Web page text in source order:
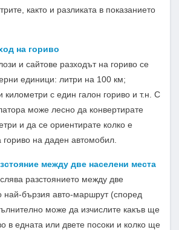
както и разликата в показанието
на гориво
и сайтове разходът на гориво се
единици: литри на 100 км;
километри с един галон гориво и т.н. С
може лесно да конвертирате
и да се ориентирате колко е
на даден автомобил.
между две населени места
разстоянието между две
най-бързия авто-маршрут (според
може да изчислите какъв ще
в едната или двете посоки и колко ще